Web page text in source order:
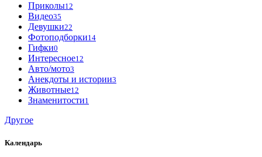
Приколы12
Видео35
Девушки22
Фотоподборки14
Гифки0
Интересное12
Авто/мото3
Анекдоты и истории3
Животные12
Знаменитости1
Другое
Календарь